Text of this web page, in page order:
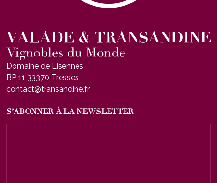
Domaine de Lisennes
BP 11 33370 Tresses
contact@transandine.fr
S’ABONNER À LA NEWSLETTER